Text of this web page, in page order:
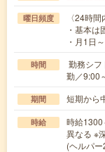
曜日頻度
〈24時
・基本
・月1日
時間
勤務シフ
勤／9:00
期間 短期から
時給
時給
異なる ※
(ヘルパ